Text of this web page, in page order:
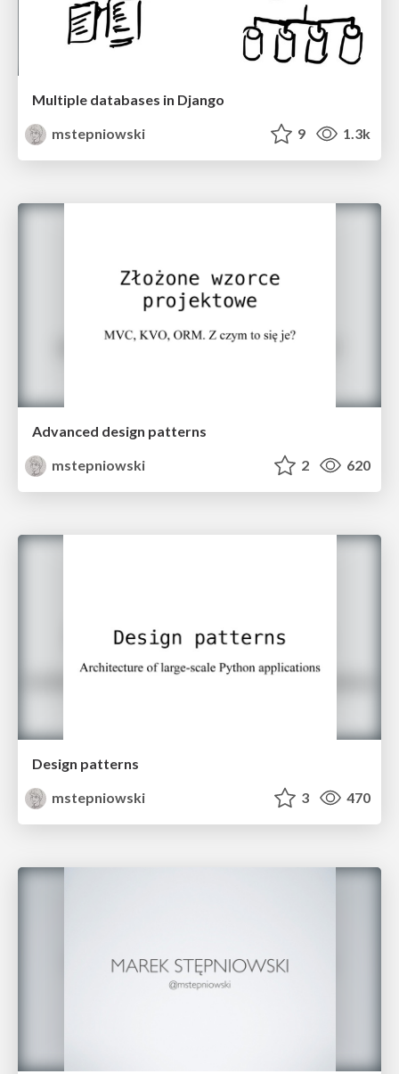
Multiple databases in Django
mstepniowski
9 1.3k
Advanced design patterns
mstepniowski
2 620
Design patterns
mstepniowski
3 470